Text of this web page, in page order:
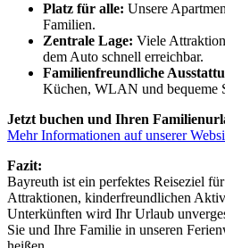
Platz für alle: Unsere
Familien.
Zentrale Lage: Viele
dem Auto schnell erreichbar.
Familienfreundliche
Küchen, WLAN und bequeme
Jetzt buchen und Ihren
Mehr Informationen auf unserer
Fazit:
Bayreuth ist ein perfektes Reiseziel
Attraktionen, kinderfreundlichen
Unterkünften wird Ihr Urlaub
Sie und Ihre Familie in unseren